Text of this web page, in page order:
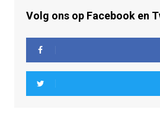
Volg ons op Facebook en